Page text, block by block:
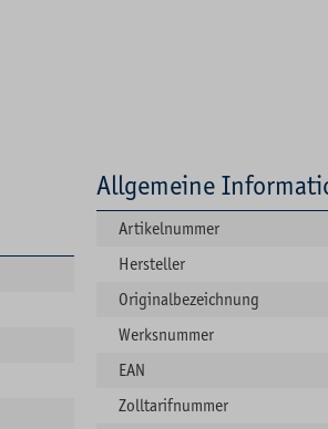
Allgemeine
Artikelnummer
Hersteller
Originalbezeichnung
Werksnummer
EAN
Zolltarifnummer